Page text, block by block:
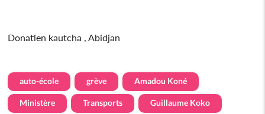
Donatien kautcha , Abidjan
auto-école grève Amadou Koné
Ministère Transports Guillaume Koko